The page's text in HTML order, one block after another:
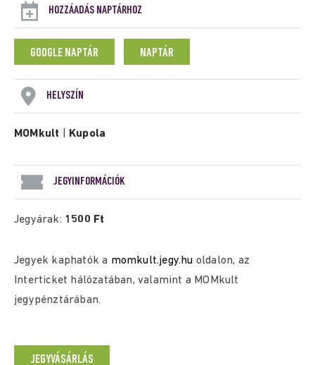
HOZZÁADÁS NAPTÁRHOZ
GOOGLE NAPTÁR NAPTÁR
HELYSZÍN
MOMkult Kupola
JEGYINFORMÁCIÓK
Jegyárak: 1500 Ft
Jegyek kaphatók a momkult.jegy.hu oldalon, az
Interticket hálózatában, valamint a MOMkult
jegypénztárában.
JEGYVÁSÁRLÁS